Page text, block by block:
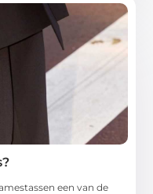
een van de